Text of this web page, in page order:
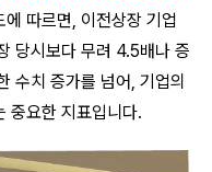
따르면, 이전상장 기업
당시보다 무려 4.5배나 증
수치 증가를 넘어, 기업의
중요한 지표입니다.